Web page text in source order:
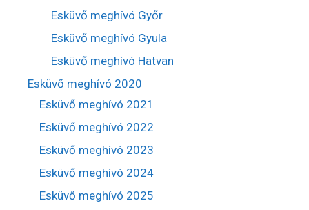
Esküvő meghívó Győr
Esküvő meghívó Gyula
Esküvő meghívó Hatvan
Esküvő meghívó 2020
Esküvő meghívó 2021
Esküvő meghívó 2022
Esküvő meghívó 2023
Esküvő meghívó 2024
Esküvő meghívó 2025